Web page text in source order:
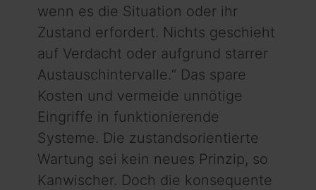
wenn es die Situation oder ihr
Zustand erfordert. Nichts geschieht
auf Verdacht oder aufgrund starrer
Aus­tausc­hintervalle.“ Das spare
Kosten und vermeide unnötige
Eingriffe in funktionierende
Systeme. Die zustandsorientierte
Wartung sei kein neues Prinzip, so
Kanwischer. Doch die konsequente